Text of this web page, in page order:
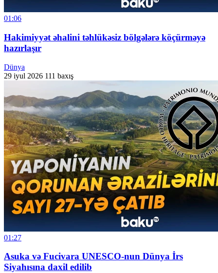
01:06
Hakimiyyət əhalini təhlükəsiz bölgələrə köçürməyə
hazırlaşır
Dünya
29 iyul 2026 111 baxış
01:27
Asuka və Fucivara UNESCO-nun Dünya İrs
Siyahısına daxil edilib